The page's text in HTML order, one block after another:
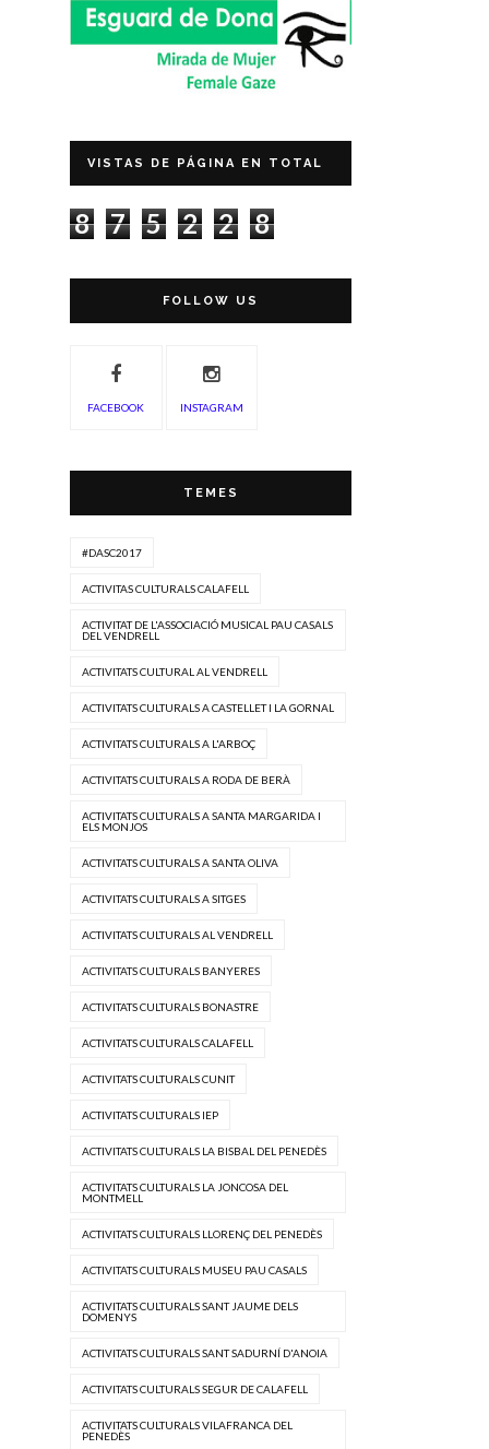
VISTAS DE PÁGINA EN TOTAL
8 7 5 2 2 8
FOLLOW US
FACEBOOK INSTAGRAM
TEMES
#DASC2017
ACTIVITAS CULTURALS CALAFELL
ACTIVITAT DE L'ASSOCIACIÓ MUSICAL PAU CASALS
DEL VENDRELL
ACTIVITATS CULTURAL AL VENDRELL
ACTIVITATS CULTURALS A CASTELLET I LA GORNAL
ACTIVITATS CULTURALS A L'ARBOÇ
ACTIVITATS CULTURALS A RODA DE BERÀ
ACTIVITATS CULTURALS A SANTA MARGARIDA I
ELS MONJOS
ACTIVITATS CULTURALS A SANTA OLIVA
ACTIVITATS CULTURALS A SITGES
ACTIVITATS CULTURALS AL VENDRELL
ACTIVITATS CULTURALS BANYERES
ACTIVITATS CULTURALS BONASTRE
ACTIVITATS CULTURALS CALAFELL
ACTIVITATS CULTURALS CUNIT
ACTIVITATS CULTURALS IEP
ACTIVITATS CULTURALS LA BISBAL DEL PENEDÈS
ACTIVITATS CULTURALS LA JONCOSA DEL
MONTMELL
ACTIVITATS CULTURALS LLORENÇ DEL PENEDÈS
ACTIVITATS CULTURALS MUSEU PAU CASALS
ACTIVITATS CULTURALS SANT JAUME DELS
DOMENYS
ACTIVITATS CULTURALS SANT SADURNÍ D'ANOIA
ACTIVITATS CULTURALS SEGUR DE CALAFELL
ACTIVITATS CULTURALS VILAFRANCA DEL
PENEDÈS